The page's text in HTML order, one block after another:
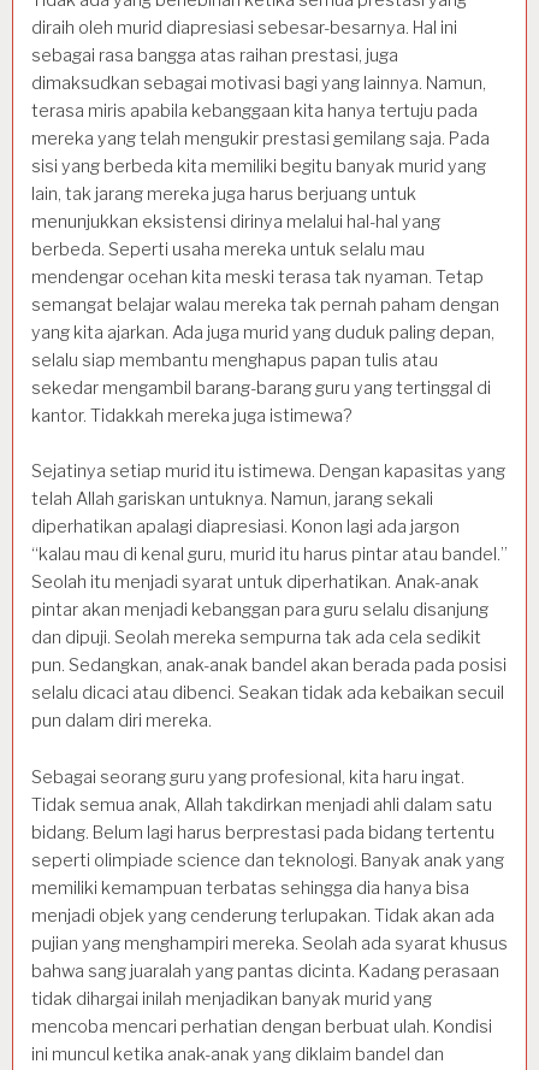
diraih oleh murid diapresiasi sebesar-besarnya. Hal ini
sebagai rasa bangga atas raihan prestasi, juga
dimaksudkan sebagai motivasi bagi yang lainnya. Namun,
terasa miris apabila kebanggaan kita hanya tertuju pada
mereka yang telah mengukir prestasi gemilang saja. Pada
sisi yang berbeda kita memiliki begitu banyak murid yang
lain, tak jarang mereka juga harus berjuang untuk
menunjukkan eksistensi dirinya melalui hal-hal yang
berbeda. Seperti usaha mereka untuk selalu mau
mendengar ocehan kita meski terasa tak nyaman. Tetap
semangat belajar walau mereka tak pernah paham dengan
yang kita ajarkan. Ada juga murid yang duduk paling depan,
selalu siap membantu menghapus papan tulis atau
sekedar mengambil barang-barang guru yang tertinggal di
kantor. Tidakkah mereka juga istimewa?
Sejatinya setiap murid itu istimewa. Dengan kapasitas yang
telah Allah gariskan untuknya. Namun, jarang sekali
diperhatikan apalagi diapresiasi. Konon lagi ada jargon
“kalau mau di kenal guru, murid itu harus pintar atau bandel.”
Seolah itu menjadi syarat untuk diperhatikan. Anak-anak
pintar akan menjadi kebanggan para guru selalu disanjung
dan dipuji. Seolah mereka sempurna tak ada cela sedikit
pun. Sedangkan, anak-anak bandel akan berada pada posisi
selalu dicaci atau dibenci. Seakan tidak ada kebaikan secuil
pun dalam diri mereka.
Sebagai seorang guru yang profesional, kita haru ingat.
Tidak semua anak, Allah takdirkan menjadi ahli dalam satu
bidang. Belum lagi harus berprestasi pada bidang tertentu
seperti olimpiade science dan teknologi. Banyak anak yang
memiliki kemampuan terbatas sehingga dia hanya bisa
menjadi objek yang cenderung terlupakan. Tidak akan ada
pujian yang menghampiri mereka. Seolah ada syarat khusus
bahwa sang juaralah yang pantas dicinta. Kadang perasaan
tidak dihargai inilah menjadikan banyak murid yang
mencoba mencari perhatian dengan berbuat ulah. Kondisi
ini muncul ketika anak-anak yang diklaim bandel dan